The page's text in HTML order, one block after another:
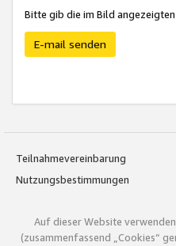
Bitte gib die im Bild
E-mail senden
Teilnahmevereinbarung
Nutzungsbestimmungen
Auf dieser Website
(zusammenfassend „Cookies“